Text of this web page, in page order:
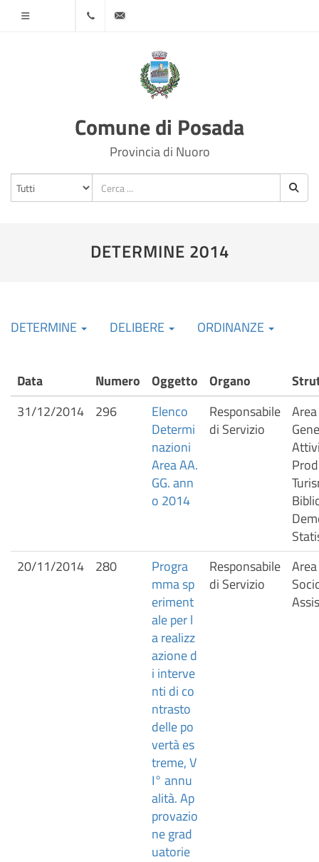
info@comune.posada.nu.it
Comune di Posada
Provincia di Nuoro
DETERMINE 2014
DETERMINE DELIBERE ORDINANZE
Data Numero Oggetto Organo
31/12/2014
296
Elenco
Determi
nazioni
Area AA.
GG. ann
o 2014
Responsabile
di Servizio
20/11/2014
280
Progra
mma sp
eriment
ale per l
a realizz
azione d
i interve
nti di co
ntrasto
delle po
vertà es
treme, V
I° annu
alità. Ap
provazio
ne grad
uatorie
Responsabile
di Servizio